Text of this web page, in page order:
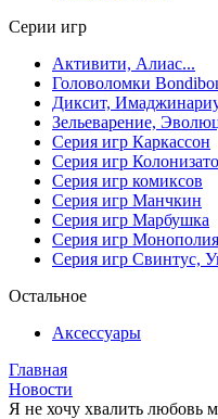
Серии игр
Активити, Алиас...
Головоломки
Диксит,
Зельеварение,
Серия игр Каркассон
Серия игр
Серия игр комиксов
Серия игр Манчкин
Серия игр Марбушка
Серия игр Монополия
Серия игр Свинтус,
Остальное
Аксессуары
Главная
Новости
Я не хочу хвалить любовь